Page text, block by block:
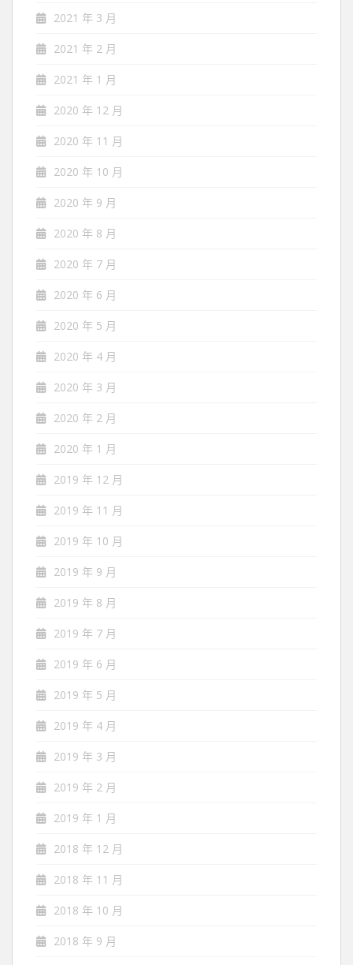
2021 年 3 月
2021 年 2 月
2021 年 1 月
2020 年 12 月
2020 年 11 月
2020 年 10 月
2020 年 9 月
2020 年 8 月
2020 年 7 月
2020 年 6 月
2020 年 5 月
2020 年 4 月
2020 年 3 月
2020 年 2 月
2020 年 1 月
2019 年 12 月
2019 年 11 月
2019 年 10 月
2019 年 9 月
2019 年 8 月
2019 年 7 月
2019 年 6 月
2019 年 5 月
2019 年 4 月
2019 年 3 月
2019 年 2 月
2019 年 1 月
2018 年 12 月
2018 年 11 月
2018 年 10 月
2018 年 9 月